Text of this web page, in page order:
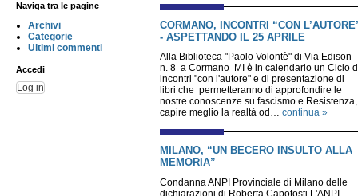
Naviga tra le pagine
Archivi
Categorie
Ultimi commenti
Accedi
Log in
CORMANO, INCONTRI “CON
- ASPETTANDO IL 25 APRILE
Alla Biblioteca "Paolo Volontè" di Via Edison
n. 8 a Cormano MI è in calendario un Ciclo
incontri "con l'autore" e di presentazione di
libri che permetteranno di approfondire le
nostre conoscenze su fascismo e Resistenza,
capire meglio la realtà od… continua »
MILANO, “UN BECERO INSULTO ALLA
MEMORIA”
Condanna ANPI Provinciale di Milano delle
dichiarazioni di Roberta Capotosti L'ANPI